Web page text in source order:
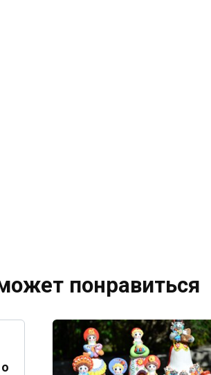
понравиться